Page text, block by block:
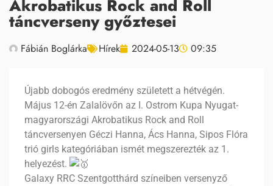
Akrobatikus Rock and Roll
táncverseny győztesei
Fábián Boglárka Hírek 2024-05-13 09:35
Újabb dobogós eredmény született a hétvégén.
Május 12-én Zalalövőn az I. Ostrom Kupa Nyugat-
magyarországi Akrobatikus Rock and Roll
táncversenyen Géczi Hanna, Ács Hanna, Sipos Flóra
trió girls kategóriában ismét megszerezték az 1.
helyezést.
Galaxy RRC Szentgotthárd színeiben versenyző